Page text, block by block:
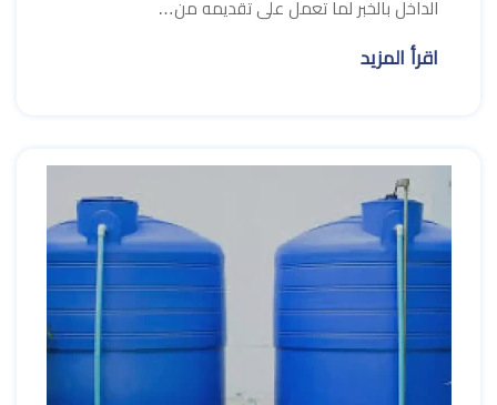
الداخل بالخبر لما تعمل على تقديمه من…
اقرأ المزيد